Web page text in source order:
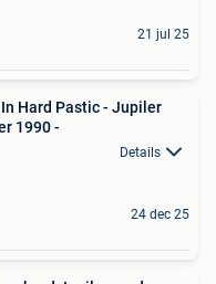
21 jul 25
Hard Pastic - Jupiler
1990 -
Details
24 dec 25